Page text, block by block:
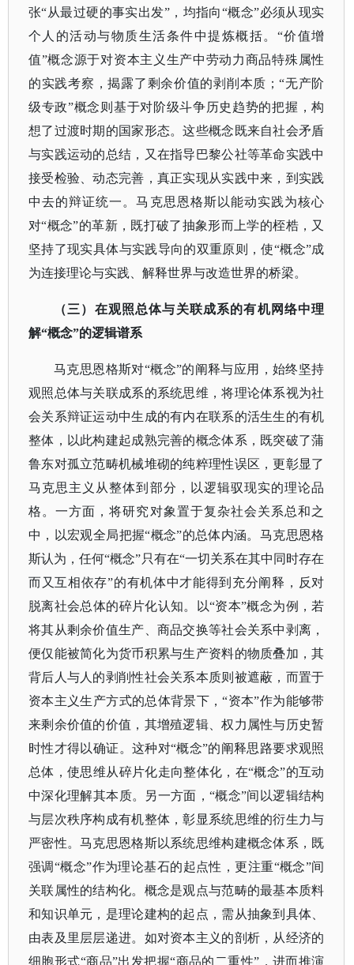
张“从最过硬的事实出发”，均指向“概念”必须从现实
个人的活动与物质生活条件中提炼概括。“价值增
值”概念源于对资本主义生产中劳动力商品特殊属性
的实践考察，揭露了剩余价值的剥削本质；“无产阶
级专政”概念则基于对阶级斗争历史趋势的把握，构
想了过渡时期的国家形态。这些概念既来自社会矛盾
与实践运动的总结，又在指导巴黎公社等革命实践中
接受检验、动态完善，真正实现从实践中来，到实践
中去的辩证统一。马克思恩格斯以能动实践为核心
对“概念”的革新，既打破了抽象形而上学的桎梏，又
坚持了现实具体与实践导向的双重原则，使“概念”成
为连接理论与实践、解释世界与改造世界的桥梁。
（三）在观照总体与关联成系的有机网络中理
解“概念”的逻辑谱系
马克思恩格斯对“概念”的阐释与应用，始终坚持
观照总体与关联成系的系统思维，将理论体系视为社
会关系辩证运动中生成的有内在联系的活生生的有机
整体，以此构建起成熟完善的概念体系，既突破了蒲
鲁东对孤立范畴机械堆砌的纯粹理性误区，更彰显了
马克思主义从整体到部分，以逻辑驭现实的理论品
格。一方面，将研究对象置于复杂社会关系总和之
中，以宏观全局把握“概念”的总体内涵。马克思恩格
斯认为，任何“概念”只有在“一切关系在其中同时存在
而又互相依存”的有机体中才能得到充分阐释，反对
脱离社会总体的碎片化认知。以“资本”概念为例，若
将其从剩余价值生产、商品交换等社会关系中剥离，
便仅能被简化为货币积累与生产资料的物质叠加，其
背后人与人的剥削性社会关系本质则被遮蔽，而置于
资本主义生产方式的总体背景下，“资本”作为能够带
来剩余价值的价值，其增殖逻辑、权力属性与历史暂
时性才得以确证。这种对“概念”的阐释思路要求观照
总体，使思维从碎片化走向整体化，在“概念”的互动
中深化理解其本质。另一方面，“概念”间以逻辑结构
与层次秩序构成有机整体，彰显系统思维的衍生力与
严密性。马克思恩格斯以系统思维构建概念体系，既
强调“概念”作为理论基石的起点性，更注重“概念”间
关联属性的结构化。概念是观点与范畴的最基本质料
和知识单元，是理论建构的起点，需从抽象到具体、
由表及里层层递进。如对资本主义的剖析，从经济的
细胞形式“商品”出发把握“商品的二重性”，进而推演